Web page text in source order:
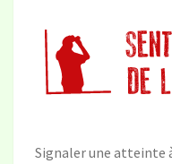
Signaler une atteinte